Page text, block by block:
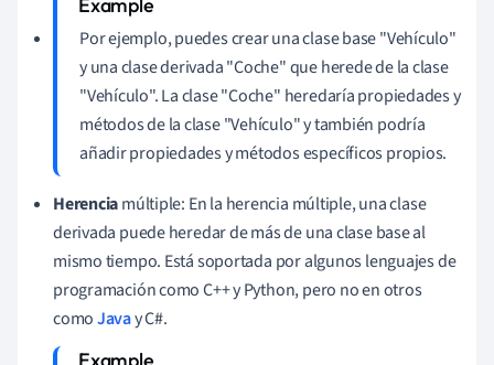
Por ejemplo, puedes crear una clase base "Vehículo"
y una clase derivada "Coche" que herede de la clase
"Vehículo". La clase "Coche" heredaría propiedades y
métodos de la clase "Vehículo" y también podría
añadir propiedades y métodos específicos propios.
Herenciamúltiple: En la herencia múltiple, una clase
derivada puede heredar de más de una clase base al
mismo tiempo. Está soportada por algunos lenguajes de
programación como C++ y Python, pero no en otros
comoJavay C#.